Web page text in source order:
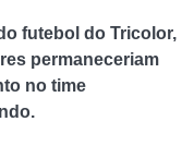
futebol do Tricolor,
permaneceriam
no time